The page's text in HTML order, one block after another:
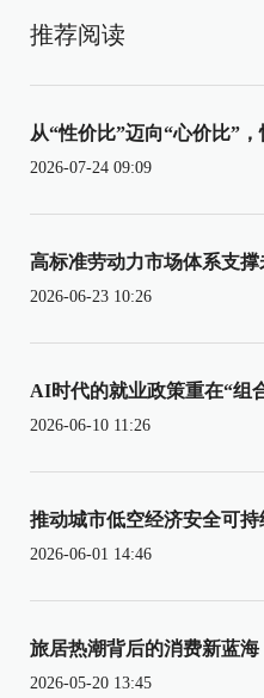
推荐阅读
从“性价比”迈向“心价比”
2026-07-24 09:09
高标准劳动力市场体系支
2026-06-23 10:26
AI时代的就业政策重在“组
2026-06-10 11:26
推动城市低空经济安全可持
2026-06-01 14:46
旅居热潮背后的消费新蓝海
2026-05-20 13:45